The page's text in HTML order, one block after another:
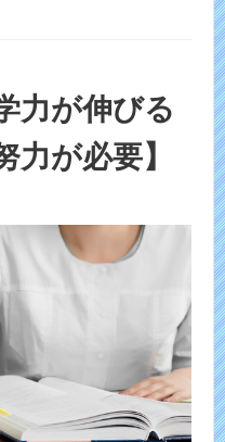
力が伸びる
力が必要】